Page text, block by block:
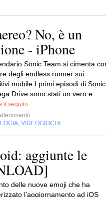
No, è un
- iPhone
Sonic Team si cimenta
degli endless runner sui
mobile I primi episodi di Sonic
Drive sono stati un vero e...
il seguito
VIDEOGIOCHI
aggiunte le
delle nuove emoji che ha
l’aggiornamento ad iOS